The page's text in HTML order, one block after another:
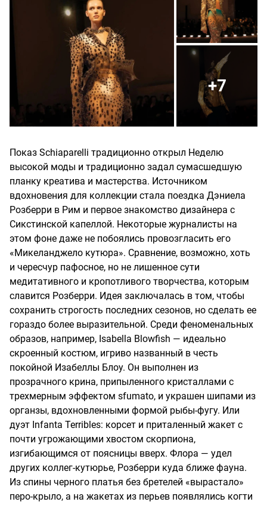
+7
Показ Schiaparelli традиционно открыл Неделю
высокой моды и традиционно задал сумасшедшую
планку креатива и мастерства. Источником
вдохновения для коллекции стала поездка Дэниела
Розберри в Рим и первое знакомство дизайнера с
Сикстинской капеллой. Некоторые журналисты на
этом фоне даже не побоялись провозгласить его
«Микеланджело кутюра». Сравнение, возможно, хоть
и чересчур пафосное, но не лишенное сути
медитативного и кропотливого творчества, которым
славится Розберри. Идея заключалась в том, чтобы
сохранить строгость последних сезонов, но сделать ее
гораздо более выразительной. Среди феноменальных
образов, например, Isabella Blowfish — идеально
скроенный костюм, игриво названный в честь
покойной Изабеллы Блоу. Он выполнен из
прозрачного крина, припыленного кристаллами с
трехмерным эффектом sfumato, и украшен шипами из
органзы, вдохновленными формой рыбы-фугу. Или
дуэт Infanta Terribles: корсет и приталенный жакет с
почти угрожающими хвостом скорпиона,
изгибающимся от поясницы вверх. Флора — удел
других коллег-кутюрье, Розберри куда ближе фауна.
Из спины черного платья без бретелей «вырастало»
перо-крыло, а на жакетах из перьев появлялись когти